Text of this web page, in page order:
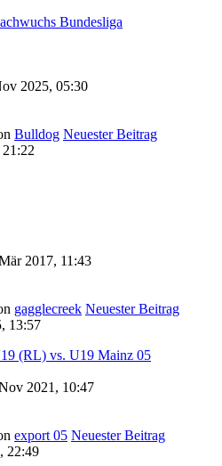
Bundesliga
2025, 05:30
Bulldog Neuester Beitrag
2017, 11:43
gagglecreek Neuester Beitrag
13:57
(RL) vs. U19 Mainz 05
2021, 10:47
export 05 Neuester Beitrag
22:49